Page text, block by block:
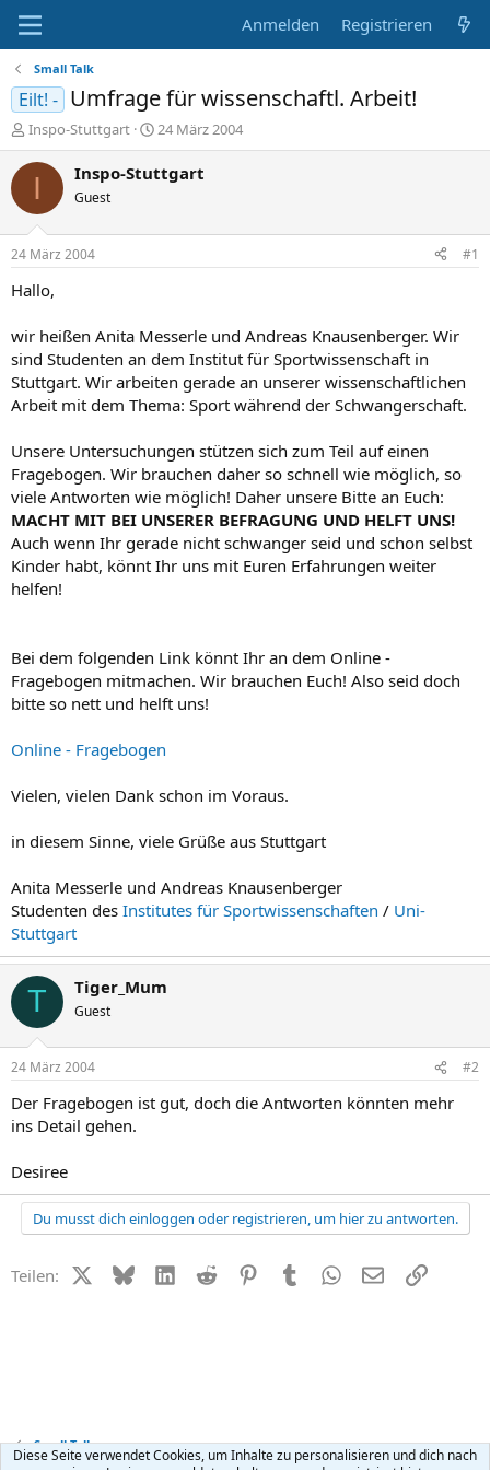
Anmelden Registrieren
Small Talk
Eilt! - Umfrage für wissenschaftl. Arbeit!
E
r
s
e
r
Inspo-Stuttgart
E
r
s
t
24 März 2004
I Inspo-Stuttgart
Guest
24 März 2004 #1
Hallo,
wir heißen Anita Messerle und Andreas Knausenberger. Wir
sind Studenten an dem Institut für Sportwissenschaft in
Stuttgart. Wir arbeiten gerade an unserer wissenschaftlichen
Arbeit mit dem Thema: Sport während der Schwangerschaft.
Unsere Untersuchungen stützen sich zum Teil auf einen
Fragebogen. Wir brauchen daher so schnell wie möglich, so
viele Antworten wie möglich! Daher unsere Bitte an Euch:
MACHT MIT BEI UNSERER BEFRAGUNG UND HELFT UNS!
Auch wenn Ihr gerade nicht schwanger seid und schon selbst
Kinder habt, könnt Ihr uns mit Euren Erfahrungen weiter
helfen!
Bei dem folgenden Link könnt Ihr an dem Online -
Fragebogen mitmachen. Wir brauchen Euch! Also seid doch
bitte so nett und helft uns!
Online - Fragebogen
Vielen, vielen Dank schon im Voraus.
in diesem Sinne, viele Grüße aus Stuttgart
Anita Messerle und Andreas Knausenberger
Studenten des Institutes für Sportwissenschaften / Uni-
Stuttgart
T Tiger_Mum
Guest
24 März 2004 #2
Der Fragebogen ist gut, doch die Antworten könnten mehr
ins Detail gehen.
Desiree
Du musst dich einloggen oder registrieren, um hier zu antworten.
Teilen: X (Twitter)
BlueskyLinkedIn
Reddit PinterestTumblr WhatsApp
E-MailLink
Small Talk
Diese Seite verwendet Cookies, um Inhalte zu personalisieren und dich nach